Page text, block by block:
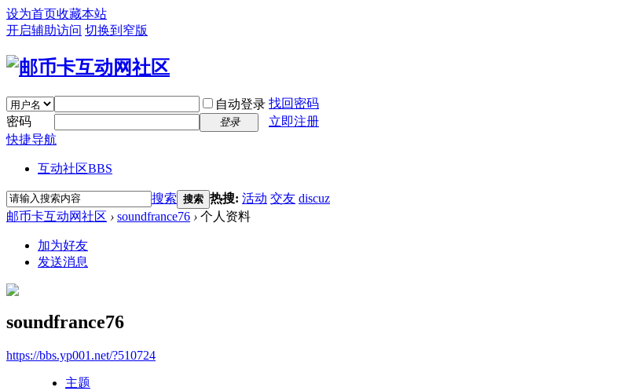
设为首页收藏本站
开启辅助访问 切换到窄版
自动登录 找回密码
密码
登录
立即注册
快捷导航
互动社区BBS
搜索 搜索 热搜: 活动 交友 discuz
邮币卡互动网社区 › soundfrance76 › 个人资料
加为好友
发送消息
soundfrance76
https://bbs.yp001.net/?510724
主题